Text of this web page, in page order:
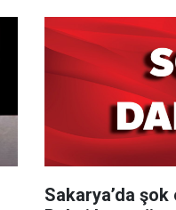
Sakarya’da şok